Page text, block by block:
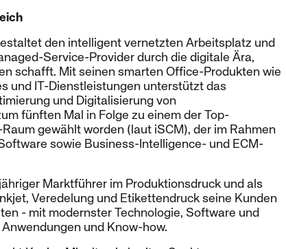
den intelligent vernetzten Arbeitsplatz und
Service-Provider durch die digitale Ära,
schafft. Mit seinen smarten Office-Produkten wie
und IT-Dienstleistungen unterstützt das
und Digitalisierung von
fünften Mal in Folge zu einem der Top-
gewählt worden (laut iSCM), der im Rahmen
sowie Business-Intelligence- und ECM-
Marktführer im Produktionsdruck und als
Veredelung und Etikettendruck seine Kunden
- mit modernster Technologie, Software und
und Know-how.